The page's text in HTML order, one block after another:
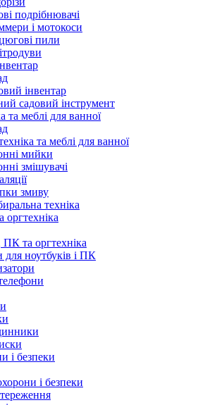
подрібнювачі
і мотокоси
пили
інвентар
садовий інструмент
та меблі для ванної
та меблі для ванної
мийки
змішувачі
змиву
техніка
та оргтехніка
для ноутбуків і ПК
і безпеки
і безпеки